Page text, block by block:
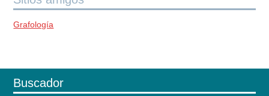
Grafología
Buscador